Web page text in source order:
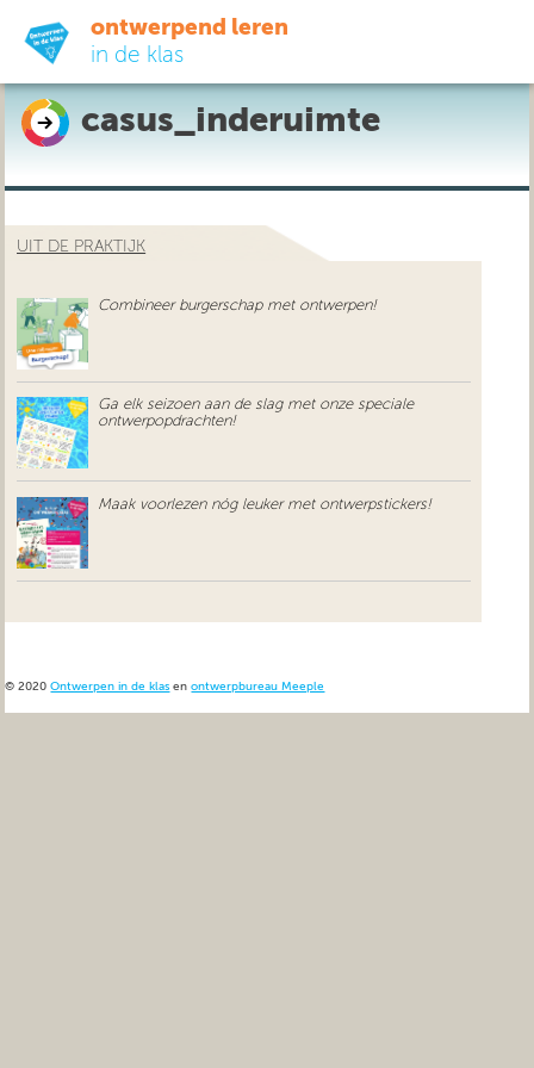
ontwerpend leren
in de klas
ready-to-go
do-it-yourself
uit de praktijk
over ons
casus_inderuimte
UIT DE PRAKTIJK
Combineer burgerschap met ontwerpen!
Ga elk seizoen aan de slag met onze speciale
ontwerpopdrachten!
Maak voorlezen nóg leuker met ontwerpstickers!
© 2020Ontwerpen in de klas enontwerpbureau Meeple